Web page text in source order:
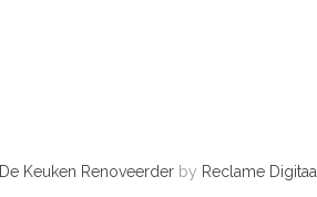
De Keuken Renoveerderby Reclame Digitaal